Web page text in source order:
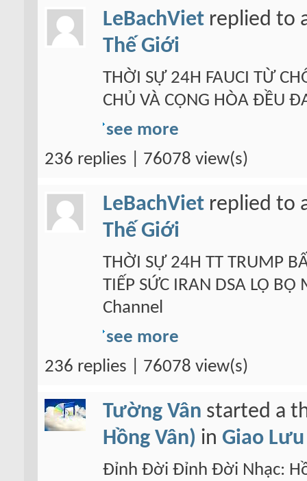
LeBachViet replied to
Thế Giới
THỜI SỰ 24H FAUCI TỪ
CHỦ VÀ CỘNG HÒA ĐỀU
see more
236 replies | 76078 view(s)
LeBachViet replied to
Thế Giới
THỜI SỰ 24H TT TRUMP
TIẾP SỨC IRAN DSA LỘ
Channel
see more
236 replies | 76078 view(s)
Tường Vân started a
Hồng Vân) in Giao
Đỉnh Đời Đỉnh Đời Nhạc: